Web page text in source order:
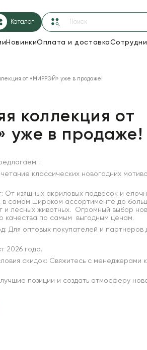
Каталог
НовинкиОплата и доставка
от «МИРРЭЙ» уже в продаже!
коллекция от
уже в продаже!
:
классических новогодних
От изящных акриловых подвесок и
в самом широком ассортименте до
и лесных животных. Огромный выбор
качества по самым выгодным ценам.
Для оптовых покупателей и партнеров
2026 года.
скидок: Свяжитесь с менеджерами
позиции и создать атмосферу